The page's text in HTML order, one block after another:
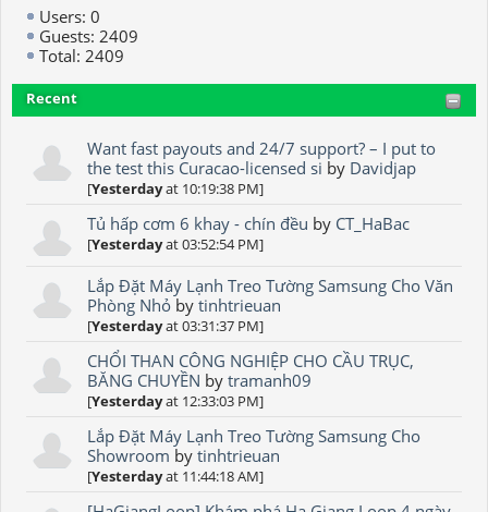
Users: 0
Guests: 2409
Total: 2409
Recent
Want fast payouts and 24/7 support? – I put to
the test this Curacao-licensed si by Davidjap
[Yesterdayat 10:19:38 PM]
Tủ hấp cơm 6 khay - chín đều by CT_HaBac
[Yesterdayat 03:52:54 PM]
Lắp Đặt Máy Lạnh Treo Tường Samsung Cho Văn
Phòng Nhỏ bytinhtrieuan
[Yesterdayat 03:31:37 PM]
CHỔI THAN CÔNG NGHIỆP CHO CẦU TRỤC,
BĂNG CHUYỀN bytramanh09
[Yesterdayat 12:33:03 PM]
Lắp Đặt Máy Lạnh Treo Tường Samsung Cho
Showroom bytinhtrieuan
[Yesterdayat 11:44:18 AM]